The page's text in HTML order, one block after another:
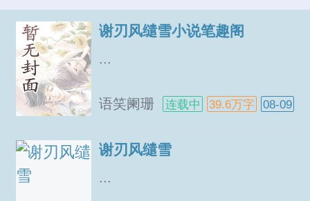
示这不科学！众人发誓这很科
人和超人两个阶层融合起来并肩
而战，而非一个普通屌丝逆袭超
亲们站错cp，我在这里说明一下
谢刃风缱雪小说笔趣阁
...
语笑阑珊 连载中 39.6万字 08-09
谢刃风缱雪
...